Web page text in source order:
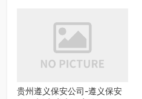
贵州遵义保安公司-遵义保安